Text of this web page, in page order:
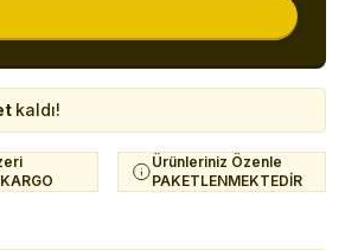
kaldı!
Ürünleriniz Özenle
PAKETLENMEKTEDİR